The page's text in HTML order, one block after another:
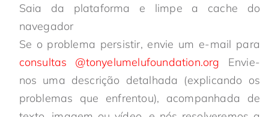
Saia da plataforma e limpe a cache do
navegador
Se o problema persistir, envie um e-mail para
consultas @tonyelumelufoundation.org Envie-
nos uma descrição detalhada (explicando os
problemas que enfrentou), acompanhada de